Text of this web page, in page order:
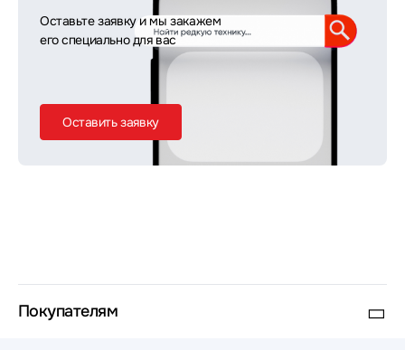
Оставьте заявку и мы закажем
его специально для вас
Оставить заявку
Покупателям